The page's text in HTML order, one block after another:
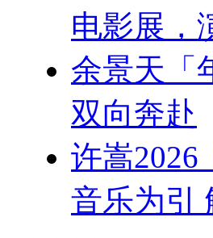
电影展，
余景天「
双向奔赴
许嵩2026
音乐为引